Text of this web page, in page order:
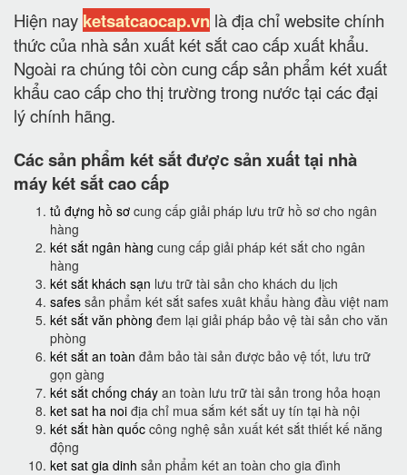
Hiện nay ketsatcaocap.vn là địa chỉ website chính
thức của nhà sản xuất két sắt cao cấp xuất khẩu.
Ngoài ra chúng tôi còn cung cấp sản phẩm két xuất
khẩu cao cấp cho thị trường trong nước tại các đại
lý chính hãng.
Các sản phẩm két sắt được sản xuất tại nhà
máy két sắt cao cấp
tủ đựng hồ sơ cung cấp giải pháp lưu trữ hồ sơ cho ngân
hàng
két sắt ngân hàng cung cấp giải pháp két sắt cho ngân
hàng
két sắt khách sạn lưu trữ tài sản cho khách du lịch
safes sản phẩm két sắt safes xuât khẩu hàng đầu việt nam
két sắt văn phòng đem lại giải pháp bảo vệ tài sản cho văn
phòng
két sắt an toàn đảm bảo tài sản được bảo vệ tốt, lưu trữ
gọn gàng
két sắt chống cháy an toàn lưu trữ tài sản trong hỏa hoạn
ket sat ha noi địa chỉ mua sắm két sắt uy tín tại hà nội
két sắt hàn quốc công nghệ sản xuất két sắt thiết kế năng
động
ket sat gia dinh sản phẩm két an toàn cho gia đình